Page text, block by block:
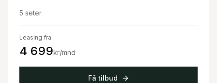
5 seter
Leasing fra
4 699kr/mnd
Få tilbud